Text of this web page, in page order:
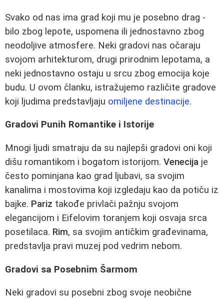
Svako od nas ima grad koji mu je posebno drag -
bilo zbog lepote, uspomena ili jednostavno zbog
neodoljive atmosfere. Neki gradovi nas očaraju
svojom arhitekturom, drugi prirodnim lepotama, a
neki jednostavno ostaju u srcu zbog emocija koje
budu. U ovom članku, istražujemo različite gradove
koji ljudima predstavljaju omiljene destinacije.
Gradovi Punih Romantike i Istorije
Mnogi ljudi smatraju da su najlepši gradovi oni koji
dišu romantikom i bogatom istorijom. Venecija je
često pominjana kao grad ljubavi, sa svojim
kanalima i mostovima koji izgledaju kao da potiču iz
bajke. Pariz takođe privlači pažnju svojom
elegancijom i Eifelovim toranjem koji osvaja srca
posetilaca. Rim, sa svojim antičkim građevinama,
predstavlja pravi muzej pod vedrim nebom.
Gradovi sa Posebnim Šarmom
Neki gradovi su posebni zbog svoje neobične